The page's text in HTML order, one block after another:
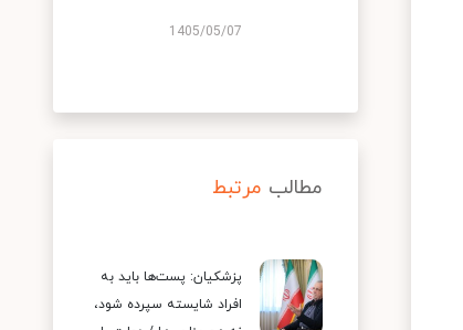
1405/05/07
مطالب مرتبط
پزشکیان: پست‌ها باید به
افراد شایسته سپرده شود،